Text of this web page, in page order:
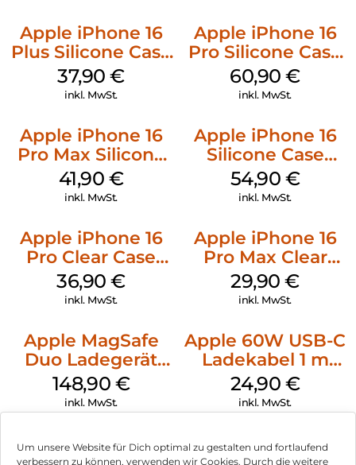
Um unsere Website für Dich optimal zu gestalten und fortlaufend
verbessern zu können, verwenden wir Cookies. Durch die weitere
Apple iPhone 16
Plus Silicone Case
MagSafe Lake
Green
37,90€
inkl. MwSt.
Apple iPhone 16
Pro Silicone Case
MagSafe Stone
Gray
60,90€
inkl. MwSt.
Apple iPhone 16
Pro Max Silicone
Case MagSafe
Ultramarine
41,90 €
inkl. MwSt.
Apple iPhone 16
Silicone Case
MagSafe Lake
Green
54,90 €
inkl. MwSt.
Apple iPhone 16
Pro Clear Case
MagSafe
Transparent
36,90€
inkl. MwSt.
Apple iPhone 16
Pro Max Clear
Case MagSafe
Transparent
29,90€
inkl. MwSt.
Apple MagSafe
Duo Ladegerät
Weiß
148,90 €
inkl. MwSt.
Apple 60W USB-C
Ladekabel 1 m
Weiß
24,90 €
inkl. MwSt.